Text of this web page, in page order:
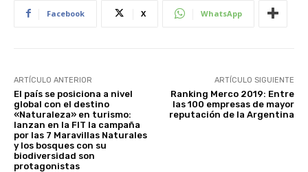
Facebook X WhatsApp
ARTÍCULO ANTERIOR
El país se posiciona a nivel
global con el destino
«Naturaleza» en turismo:
lanzan en la FIT la campaña
por las 7 Maravillas Naturales
y los bosques con su
biodiversidad son
protagonistas
ARTÍCULO SIGUIENTE
Ranking Merco 2019: Entre
las 100 empresas de mayor
reputación de la Argentina